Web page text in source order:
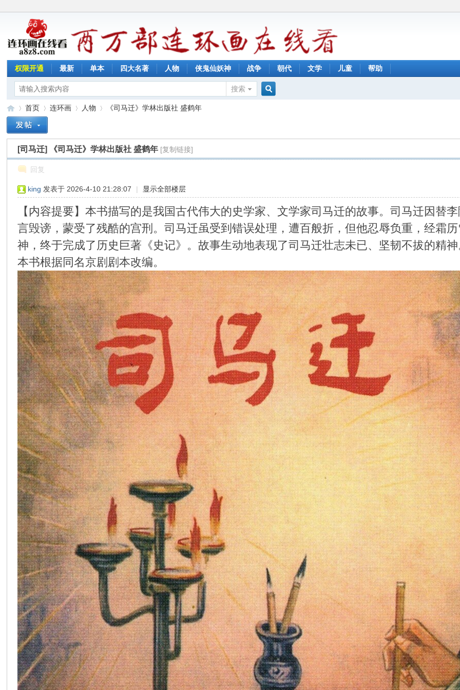
权限开通 最新 单本 四大名著 人物 侠鬼仙妖神 战争 朝代 文学 儿童 帮助
搜索
»
首页
›
连环画
›
人物
›
《司马迁》学林出版社 盛鹤年
[司马迁] 《司马迁》学林出版社 盛鹤年 [复制链接]
回复
king 发表于 2026-4-10 21:28:07 | 显示全部楼层
【内容提要】本书描写的是我国古代伟大的史学家、文学家司马迁的故事。司马迁因替
言毁谤，蒙受了残酷的宫刑。司马迁虽受到错误处理，遭百般折，但他忍辱负重，经霜
神，终于完成了历史巨著《史记》。故事生动地表现了司马迁壮志未已、坚韧不拔的精
本书根据同名京剧剧本改编。